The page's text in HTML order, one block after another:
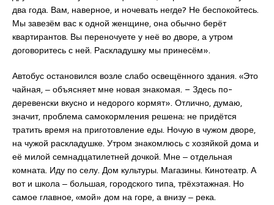
два года. Вам, наверное, и ночевать негде? Не беспокойтесь.
Мы завезём вас к одной женщине, она обычно берёт
квартирантов. Вы переночуете у неё во дворе, а утром
договоритесь с ней. Раскладушку мы принесём».
Автобус остановился возле слабо освещённого здания. «Это
чайная, ‒ объясняет мне новая знакомая. – Здесь по-
деревенски вкусно и недорого кормят». Отлично, думаю,
значит, проблема самокормления решена: не придётся
тратить время на приготовление еды. Ночую в чужом дворе,
на чужой раскладушке. Утром знакомлюсь с хозяйкой дома и
её милой семнадцатилетней дочкой. Мне ‒ отдельная
комната. Иду по селу. Дом культуры. Магазины. Кинотеатр. А
вот и школа ‒ большая, городского типа, трёхэтажная. Но
самое главное, «мой» дом на горе, а внизу ‒ река.